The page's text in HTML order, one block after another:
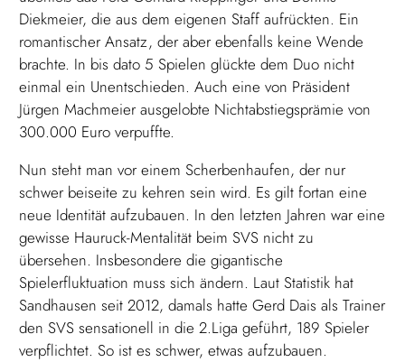
Diekmeier, die aus dem eigenen Staff aufrückten. Ein
romantischer Ansatz, der aber ebenfalls keine Wende
brachte. In bis dato 5 Spielen glückte dem Duo nicht
einmal ein Unentschieden. Auch eine von Präsident
Jürgen Machmeier ausgelobte Nichtabstiegsprämie von
300.000 Euro verpuffte.
Nun steht man vor einem Scherbenhaufen, der nur
schwer beiseite zu kehren sein wird. Es gilt fortan eine
neue Identität aufzubauen. In den letzten Jahren war eine
gewisse Hauruck-Mentalität beim SVS nicht zu
übersehen. Insbesondere die gigantische
Spielerfluktuation muss sich ändern. Laut Statistik hat
Sandhausen seit 2012, damals hatte Gerd Dais als Trainer
den SVS sensationell in die 2.Liga geführt, 189 Spieler
verpflichtet. So ist es schwer, etwas aufzubauen.